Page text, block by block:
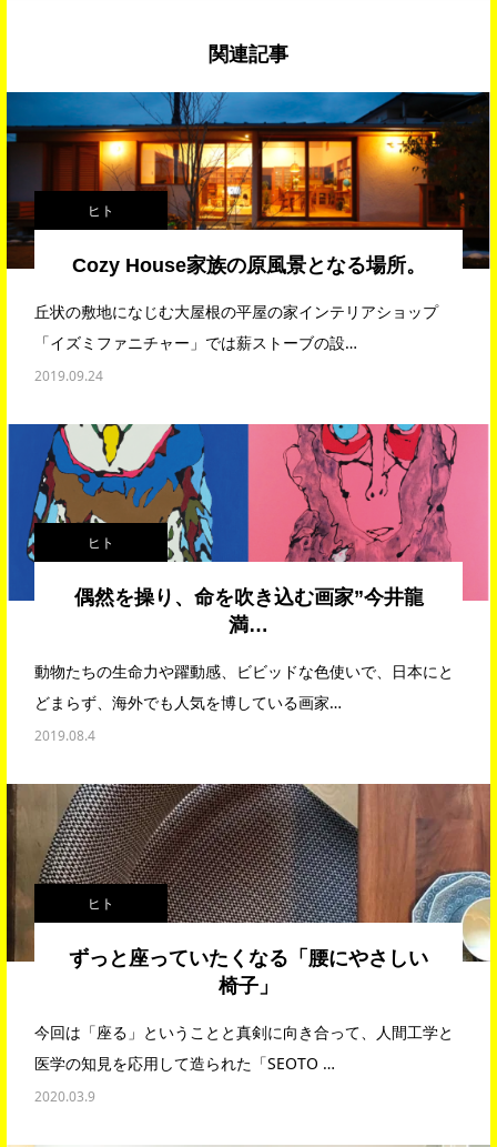
関連記事
ヒト
Cozy House家族の原風景となる場所。
丘状の敷地になじむ大屋根の平屋の家インテリアショップ
「イズミファニチャー」では薪ストーブの設…
2019.09.24
ヒト
偶然を操り、命を吹き込む画家”今井龍
満…
動物たちの生命力や躍動感、ビビッドな色使いで、日本にと
どまらず、海外でも人気を博している画家…
2019.08.4
ヒト
ずっと座っていたくなる「腰にやさしい
椅子」
今回は「座る」ということと真剣に向き合って、人間工学と
医学の知見を応用して造られた「SEOTO …
2020.03.9